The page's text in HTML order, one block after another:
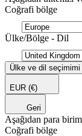
Coğrafi bölge
Ülke/Bölge - Dil
Ülke ve dil seçimimi
EUR (€)
Geri
Aşağıdan para
Coğrafi bölge